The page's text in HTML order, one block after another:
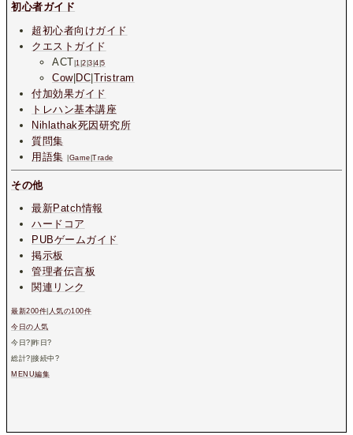
初心者ガイド
超初心者向けガイド
クエストガイド
ACT |1 |2 |3 |4 |5
Cow|DC|Tristram
付加効果ガイド
トレハン基本講座
Nihlathak死因研究所
質問集
用語集
Game |Trade
その他
最新Patch情報
ハードコア
PUBゲームガイド
掲示板
管理者伝言板
関連リンク
最新200件 人気の100件
今日の人気
今日? |昨日?
総計? |接続中 ?
MENU編集